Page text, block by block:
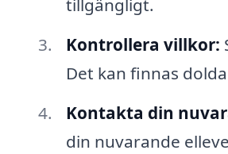
tillgängligt.
Kontrollera villkor:
Det kan finnas
Kontakta din
din nuvarande